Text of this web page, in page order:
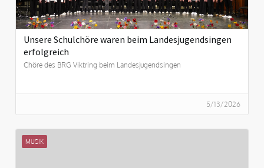
Unsere Schulchöre waren beim Landesjugendsingen
erfolgreich
Chöre des BRG Viktring beim Landesjugendsingen
5/13/2026
MUSIK